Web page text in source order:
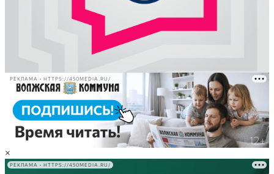
РЕКЛАМА • HTTPS://450MEDIA.RU/
×
РЕКЛАМА • HTTPS://450MEDIA.RU/